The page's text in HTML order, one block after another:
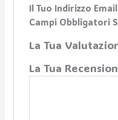
Il Tuo Indirizzo
Campi Obbligatori
La Tua
La Tua